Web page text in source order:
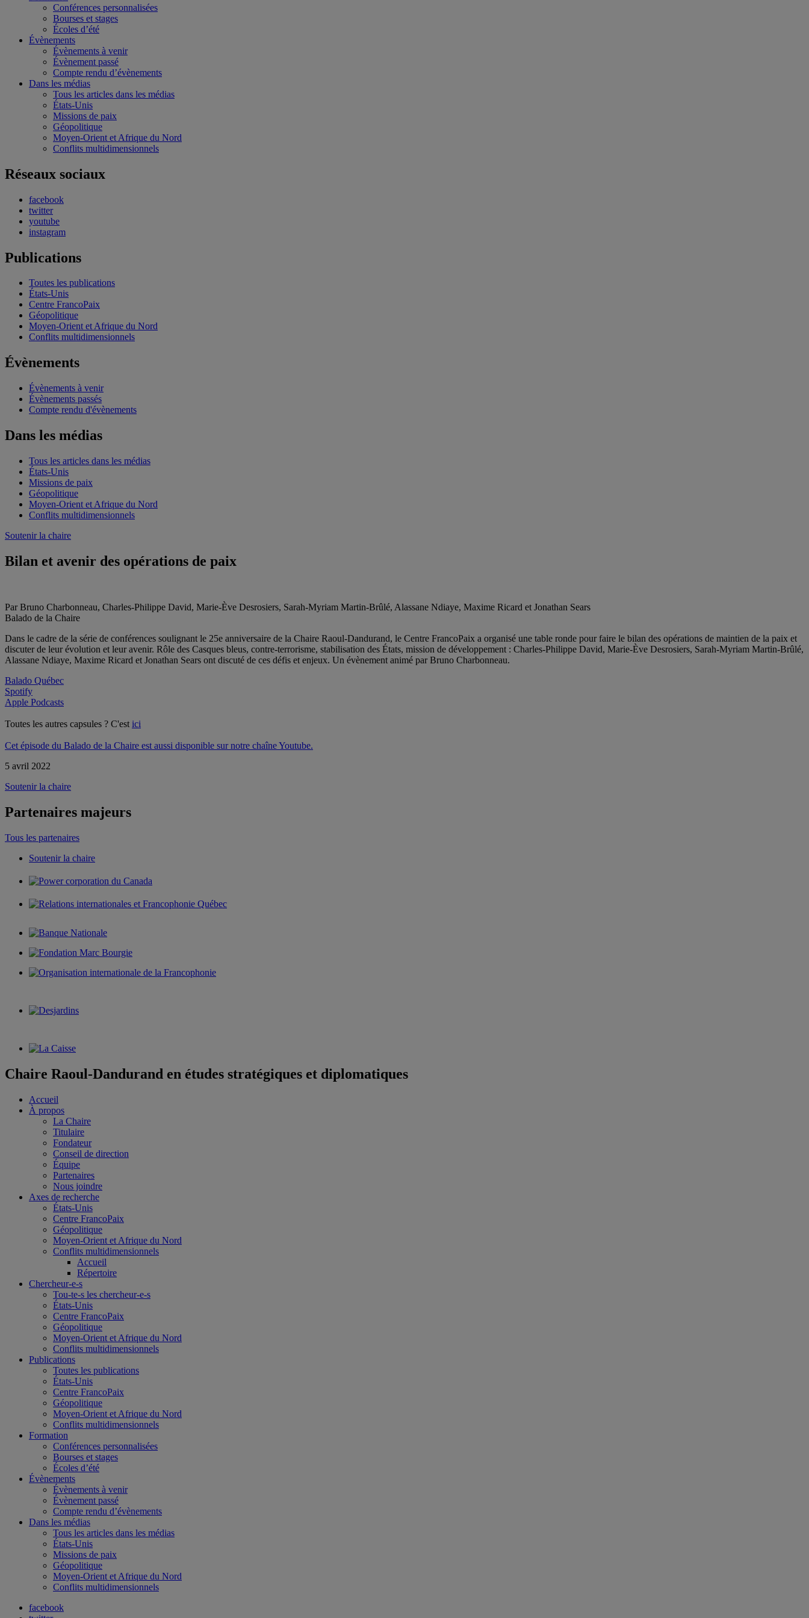
Conférences personnalisées
Bourses et stages
Écoles d’été
Évènements
Évènements à venir
Évènement passé
Compte rendu d’évènements
Dans les médias
Tous les articles dans les médias
États-Unis
Missions de paix
Géopolitique
Moyen-Orient et Afrique du Nord
Conflits multidimensionnels
Réseaux sociaux
facebook
twitter
youtube
instagram
Publications
Toutes les publications
États-Unis
Centre FrancoPaix
Géopolitique
Moyen-Orient et Afrique du Nord
Conflits multidimensionnels
Évènements
Évènements à venir
Évènements passés
Compte rendu d'évènements
Dans les médias
Tous les articles dans les médias
États-Unis
Missions de paix
Géopolitique
Moyen-Orient et Afrique du Nord
Conflits multidimensionnels
Soutenir la chaire
Bilan et avenir des opérations de paix
Par Bruno Charbonneau, Charles-Philippe David, Marie-Ève Desrosiers, Sarah-Myriam Martin-Brûlé, Alassane Ndiaye, Maxime Ricard et Jonathan Sears
Balado de la Chaire
Dans le cadre de la série de conférences soulignant le 25e anniversaire de la Chaire Raoul-Dandurand, le Centre FrancoPaix a organisé une table ronde pour faire le bilan des opérations de maintien de la paix et
discuter de leur évolution et leur avenir. Rôle des Casques bleus, contre-terrorisme, stabilisation des États, mission de développement : Charles-Philippe David, Marie-Ève Desrosiers, Sarah-Myriam Martin-Brûlé,
Alassane Ndiaye, Maxime Ricard et Jonathan Sears ont discuté de ces défis et enjeux. Un évènement animé par Bruno Charbonneau.
Balado Québec
Spotify
Apple Podcasts
Toutes les autres capsules ? C'est ici
Cet épisode du Balado de la Chaire est aussi disponible sur notre chaîne Youtube.
5 avril 2022
Soutenir la chaire
Partenaires majeurs
Tous les partenaires
Soutenir la chaire
Chaire Raoul-Dandurand en études stratégiques et diplomatiques
Accueil
À propos
La Chaire
Titulaire
Fondateur
Conseil de direction
Équipe
Partenaires
Nous joindre
Axes de recherche
États-Unis
Centre FrancoPaix
Géopolitique
Moyen-Orient et Afrique du Nord
Conflits multidimensionnels
Accueil
Répertoire
Chercheur-e-s
Tou-te-s les chercheur-e-s
États-Unis
Centre FrancoPaix
Géopolitique
Moyen-Orient et Afrique du Nord
Conflits multidimensionnels
Publications
Toutes les publications
États-Unis
Centre FrancoPaix
Géopolitique
Moyen-Orient et Afrique du Nord
Conflits multidimensionnels
Formation
Conférences personnalisées
Bourses et stages
Écoles d’été
Évènements
Évènements à venir
Évènement passé
Compte rendu d’évènements
Dans les médias
Tous les articles dans les médias
États-Unis
Missions de paix
Géopolitique
Moyen-Orient et Afrique du Nord
Conflits multidimensionnels
facebook